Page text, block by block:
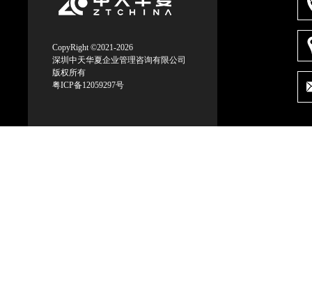
CopyRight ©2021-2026
深圳中天华夏企业管理咨询有限公司
版权所有
粤ICP备12059297号